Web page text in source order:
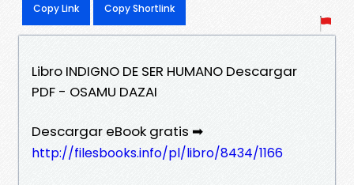
Copy Link Copy Shortlink
Libro INDIGNO DE SER HUMANO Descargar
PDF - OSAMU DAZAI
Descargar eBook gratis ➡
http://filesbooks.info/pl/libro/8434/1166